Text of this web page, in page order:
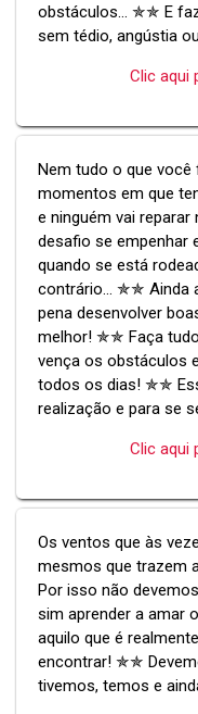
obstáculos... ✯✯ E
sem tédio, angústia
Clic aqui
Nem tudo o que você
momentos em que
e ninguém vai
desafio se empenhar
quando se está
contrário... ✯✯ Ainda
pena desenvolver
melhor! ✯✯ Faça
vença os obstáculos
todos os dias! ✯✯
realização e para se
Clic aqui
Os ventos que às
mesmos que trazem
Por isso não
sim aprender a amar
aquilo que é
encontrar! ✯✯
tivemos, temos e